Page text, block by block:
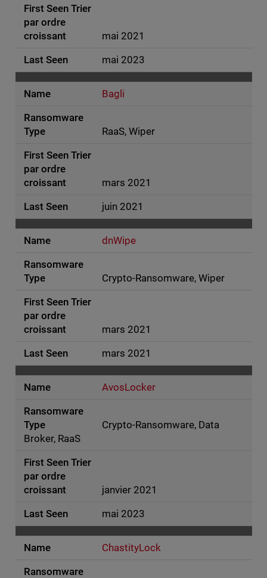
mai 2021
mai 2023
Bagli
RaaS, Wiper
mars 2021
juin 2021
dnWipe
Crypto-Ransomware, Wiper
mars 2021
mars 2021
AvosLocker
Crypto-Ransomware, Data
Broker, RaaS
janvier 2021
mai 2023
ChastityLock